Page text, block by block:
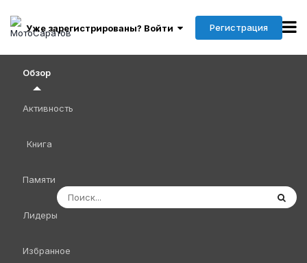
Уже зарегистрированы? Войти Регистрация
Обзор
Активность
Книга
Памяти
Лидеры
Избранное